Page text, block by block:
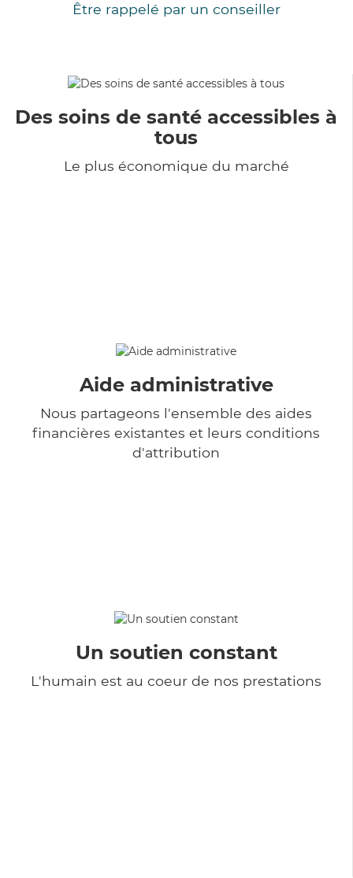
Être rappelé par un conseiller
Des soins de santé accessibles à
tous
Le plus économique du marché
Aide administrative
Nous partageons l'ensemble des aides
financières existantes et leurs conditions
d'attribution
Un soutien constant
L'humain est au coeur de nos prestations